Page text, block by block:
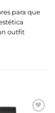
para que
outfit